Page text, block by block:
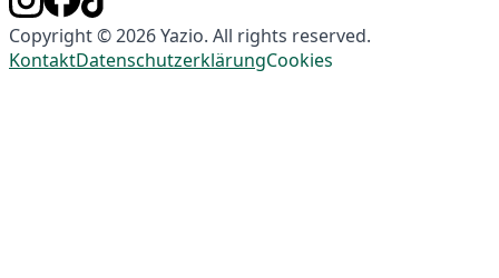
Copyright © 2026 Yazio. All rights reserved.
KontaktDatenschutzerklärungCookies